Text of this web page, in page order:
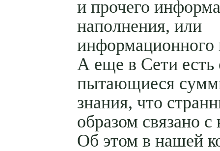
и прочего
наполнения, или
А еще в Сети есть
пытающиеся
знания, что
образом связано с
Об этом в нашей